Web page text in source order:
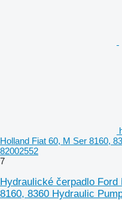
Holland Fiat 60, M Ser 8160,
82002552
7
Hydraulické čerpadlo
8160, 8360 Hydraulic